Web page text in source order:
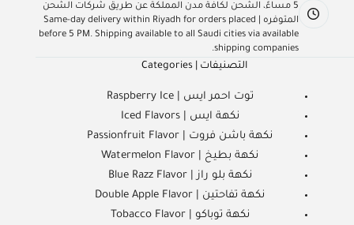
5 مساءً، الشحن لكافة مدن المملكة عن طريق شركات الشحن
المتوفره | Same-day delivery within Riyadh for orders placed
before 5 PM. Shipping available to all Saudi cities via available
shipping companies.
التصنيفات | Categories
توت احمر ايس | Raspberry Ice
نكهة ايس | Iced Flavors
نكهة باشن فروت | Passionfruit Flavor
نكهة بطيخ | Watermelon Flavor
نكهة بلو راز | Blue Razz Flavor
نكهة تفاحتين | Double Apple Flavor
نكهة توباكو | Tobacco Flavor